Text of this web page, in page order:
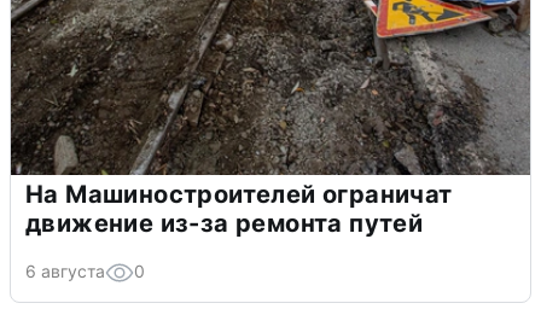
На Машиностроителей ограничат
движение из-за ремонта путей
6 августа 0